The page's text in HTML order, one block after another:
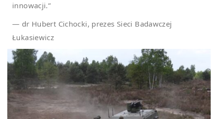
innowacji.”
— dr Hubert Cichocki, prezes Sieci Badawczej
Łukasiewicz